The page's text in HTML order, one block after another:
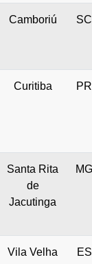
Camboriú SC
Curitiba PR
Santa Rita
de
Jacutinga
MG
Vila Velha ES